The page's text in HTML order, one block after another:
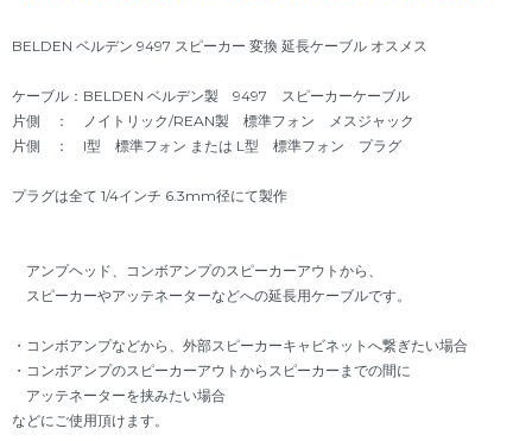
BELDEN ベルデン 9497 スピーカー 変換 延長ケーブル オスメス
ケーブル：BELDEN ベルデン製 9497 スピーカーケーブル
片側 ： ノイトリック/REAN製 標準フォン メスジャック
片側 ： I型 標準フォン または L型 標準フォン プラグ
プラグは全て 1/4インチ 6.3mm径にて製作
アンプヘッド、コンボアンプのスピーカーアウトから、
スピーカーやアッテネーターなどへの延長用ケーブルです。
・コンボアンプなどから、外部スピーカーキャビネットへ繋ぎたい場合
・コンボアンプのスピーカーアウトからスピーカーまでの間に
アッテネーターを挟みたい場合
などにご使用頂けます。